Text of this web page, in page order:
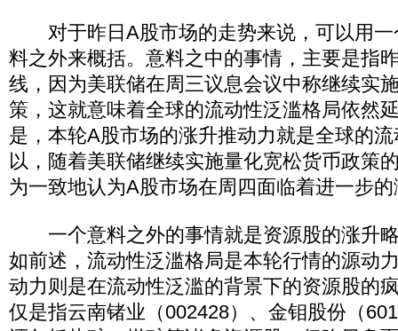
对于昨日A股市场的走势来说，可以用一
料之外来概括。意料之中的事情，主要是指
线，因为美联储在周三议息会议中称继续实
策，这就意味着全球的流动性泛滥格局依然
是，本轮A股市场的涨升推动力就是全球的
以，随着美联储继续实施量化宽松货币政策
为一致地认为A股市场在周四面临着进一步
一个意料之外的事情就是资源股的涨升
如前述，流动性泛滥格局是本轮行情的源动
动力则是在流动性泛滥的背景下的资源股的
仅是指云南锗业（002428）、金钼股份（